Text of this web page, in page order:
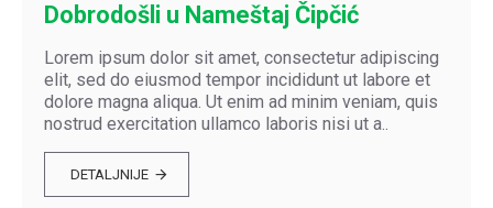
Dobrodošli u Nameštaj Čipčić
Lorem ipsum dolor sit amet, consectetur adipiscing
elit, sed do eiusmod tempor incididunt ut labore et
dolore magna aliqua. Ut enim ad minim veniam, quis
nostrud exercitation ullamco laboris nisi ut a..
DETALJNIJE